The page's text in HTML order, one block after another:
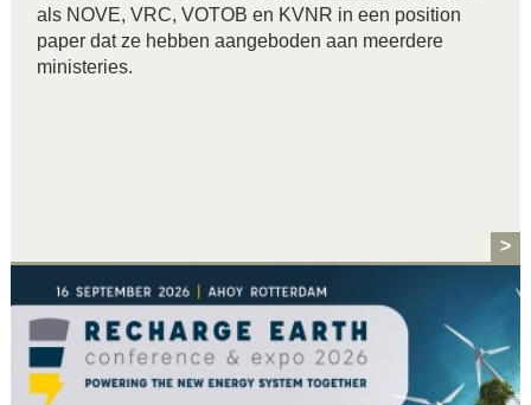
als NOVE, VRC, VOTOB en KVNR in een position
paper dat ze hebben aangeboden aan meerdere
ministeries.
>